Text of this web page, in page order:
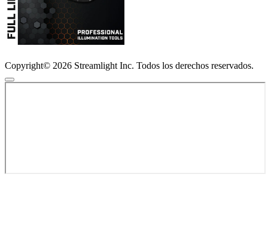
Copyright© 2026 Streamlight Inc. Todos los derechos reservados.